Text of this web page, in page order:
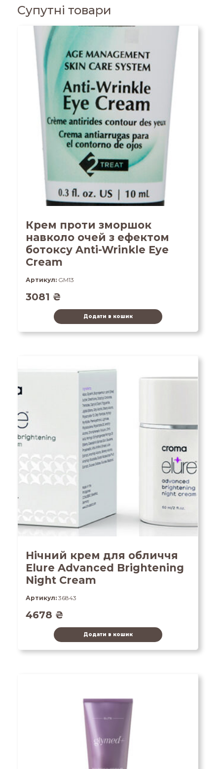
Супутні товари
Крем проти зморшок
навколо очей з ефектом
ботоксу Anti-Wrinkle Eye
Cream
Артикул: GM13
3081 ₴
Додати в кошик
Нічний крем для обличчя
Elure Advanced Brightening
Night Cream
Артикул: 36843
4678 ₴
Додати в кошик